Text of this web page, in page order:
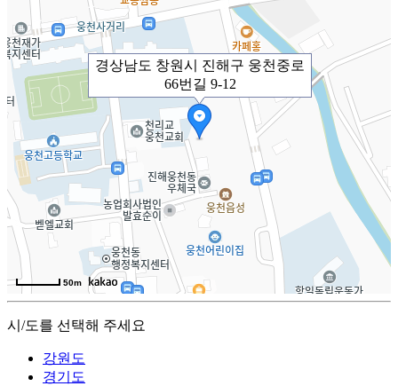
경상남도 창원시 진해구 웅천중로
66번길 9-12
50m
시/도를 선택해 주세요
강원도
경기도